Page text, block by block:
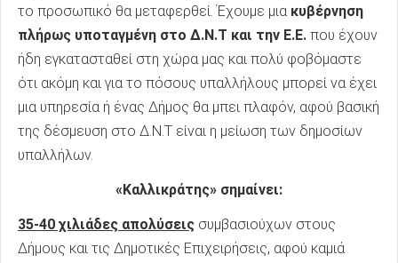
το προσωπικό θα μεταφερθεί. Έχουμε μια κυβέρνηση
πλήρως υποταγμένη στο Δ.Ν.Τ και την Ε.Ε. που έχουν
ήδη εγκατασταθεί στη χώρα μας και πολύ φοβόμαστε
ότι ακόμη και για το πόσους υπαλλήλους μπορεί να έχει
μια υπηρεσία ή ένας Δήμος θα μπει πλαφόν, αφού βασική
της δέσμευση στο Δ.Ν.Τ είναι η μείωση των δημοσίων
υπαλλήλων.
«Καλλικράτης» σημαίνει:
35-40 χιλιάδες απολύσεις συμβασιούχων στους
Δήμους και τις Δημοτικές Επιχειρήσεις, αφού καμιά